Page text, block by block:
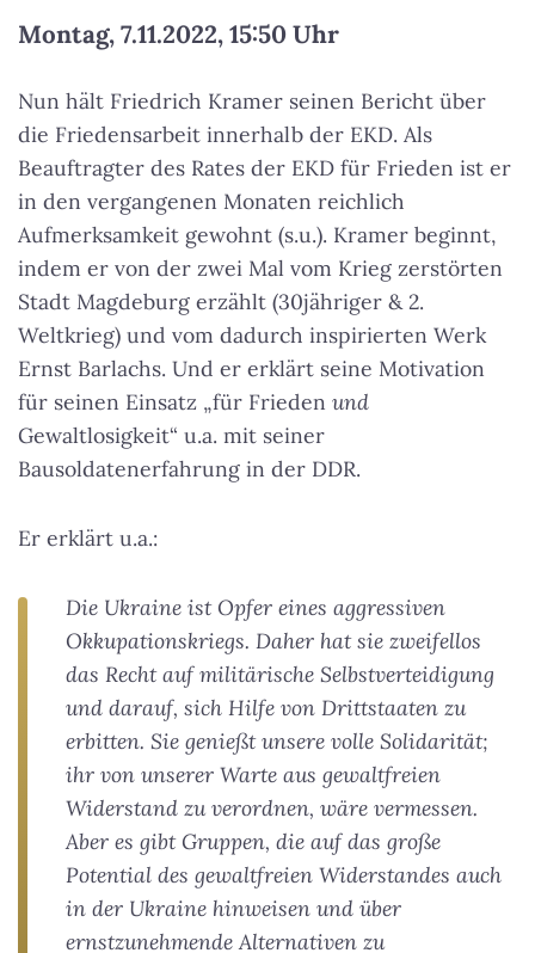
Montag, 7.11.2022, 15:50 Uhr
Nun hält Friedrich Kramer seinen Bericht über
die Friedensarbeit innerhalb der EKD. Als
Beauftragter des Rates der EKD für Frieden ist er
in den vergangenen Monaten reichlich
Aufmerksamkeit gewohnt (s.u.). Kramer beginnt,
indem er von der zwei Mal vom Krieg zerstörten
Stadt Magdeburg erzählt (30jähriger & 2.
Weltkrieg) und vom dadurch inspirierten Werk
Ernst Barlachs. Und er erklärt seine Motivation
für seinen Einsatz „für Frieden und
Gewaltlosigkeit“ u.a. mit seiner
Bausoldatenerfahrung in der DDR.
Er erklärt u.a.:
Die Ukraine ist Opfer eines aggressiven
Okkupationskriegs. Daher hat sie zweifellos
das Recht auf militärische Selbstverteidigung
und darauf, sich Hilfe von Drittstaaten zu
erbitten. Sie genießt unsere volle Solidarität;
ihr von unserer Warte aus gewaltfreien
Widerstand zu verordnen, wäre vermessen.
Aber es gibt Gruppen, die auf das große
Potential des gewaltfreien Widerstandes auch
in der Ukraine hinweisen und über
ernstzunehmende Alternativen zu